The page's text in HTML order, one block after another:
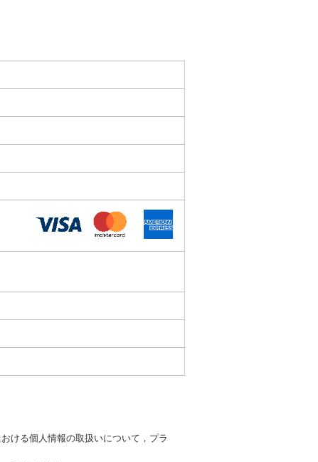
ける個人情報の取扱いについて，プラ